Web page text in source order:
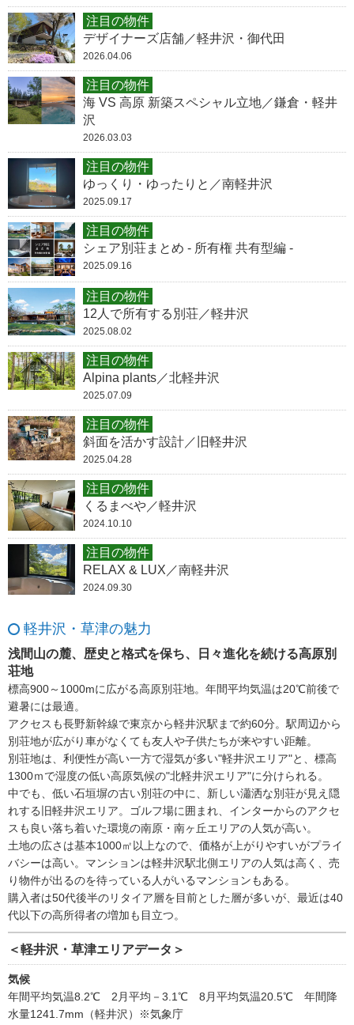
注目の物件
デザイナーズ店舗／軽井沢・御代田
2026.04.06
注目の物件
海 VS 高原 新築スペシャル立地／鎌倉・軽井
沢
2026.03.03
注目の物件
ゆっくり・ゆったりと／南軽井沢
2025.09.17
注目の物件
シェア別荘まとめ - 所有権 共有型編 -
2025.09.16
注目の物件
12人で所有する別荘／軽井沢
2025.08.02
注目の物件
Alpina plants／北軽井沢
2025.07.09
注目の物件
斜面を活かす設計／旧軽井沢
2025.04.28
注目の物件
くるまべや／軽井沢
2024.10.10
注目の物件
RELAX & LUX／南軽井沢
2024.09.30
軽井沢・草津の魅力
浅間山の麓、歴史と格式を保ち、日々進化を続ける高原別
荘地
標高900～1000mに広がる高原別荘地。年間平均気温は20℃前後で
避暑には最適。
アクセスも長野新幹線で東京から軽井沢駅まで約60分。駅周辺から
別荘地が広がり車がなくても友人や子供たちが来やすい距離。
別荘地は、利便性が高い一方で湿気が多い"軽井沢エリア"と、標高
1300ｍで湿度の低い高原気候の"北軽井沢エリア"に分けられる。
中でも、低い石垣塀の古い別荘の中に、新しい瀟洒な別荘が見え隠
れする旧軽井沢エリア。ゴルフ場に囲まれ、インターからのアクセ
スも良い落ち着いた環境の南原・南ヶ丘エリアの人気が高い。
土地の広さは基本1000㎡以上なので、価格が上がりやすいがプライ
バシーは高い。マンションは軽井沢駅北側エリアの人気は高く、売
り物件が出るのを待っている人がいるマンションもある。
購入者は50代後半のリタイア層を目前とした層が多いが、最近は40
代以下の高所得者の増加も目立つ。
＜軽井沢・草津エリアデータ＞
気候
年間平均気温8.2℃ 2月平均－3.1℃ 8月平均気温20.5℃ 年間降
水量1241.7mm（軽井沢）※気象庁